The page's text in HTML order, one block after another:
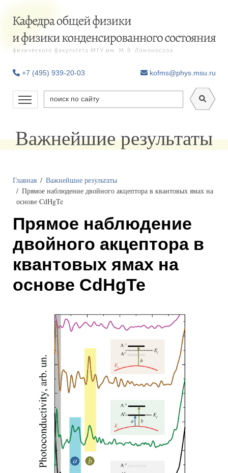
+7 (495) 939-20-03 kofms@phys.msu.ru
Важнейшие результаты
Главная
Важнейшие результаты
Прямое наблюдение двойного акцептора в квантовых ямах на
основе CdHgTe
Прямое наблюдение
двойного акцептора в
квантовых ямах на
основе CdHgTe